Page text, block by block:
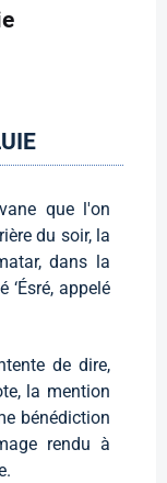
que l'on
du soir, la
dans la
‘Ésré, appelé
de dire,
la mention
bénédiction
rendu à